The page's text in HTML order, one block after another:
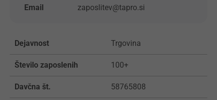
Email zaposlitev@tapro.si
Dejavnost Trgovina
Število zaposlenih 100+
Davčna št. 58765808